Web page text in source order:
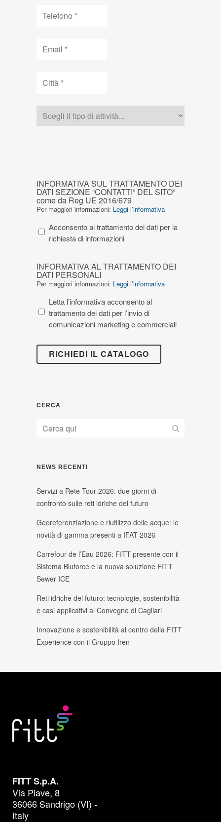
Tipologia
INFORMATIVA
SUL
TRATTAMENTO
DEI
DATI
SEZIONE
SITO”
come
Reg
UE
2016/679
INFORMATIVA SUL TRATTAMENTO DEI
DATI SEZIONE “CONTATTI” DEL SITO”
come da Reg UE 2016/679
Per maggiori informazioni: Leggi l’informativa
Acconsento al trattamento dei dati per la
richiesta di informazioni
INFORMATIVA
AL
TRATTAMENTO
DATI
PERSONALI
INFORMATIVA AL TRATTAMENTO DEI
DATI PERSONALI
Per maggiori informazioni: Leggi l’informativa
Letta l’informativa acconsento al
trattamento dei dati per l’invio di
comunicazioni marketing e commerciali
CERCA
NEWS RECENTI
Servizi a Rete Tour 2026: due giorni di
confronto sulle reti idriche del futuro
Georeferenziazione e riutilizzo delle acque: le
novità di gamma presenti a IFAT 2026
Carrefour de l’Eau 2026: FITT presente con il
Sistema Bluforce e la nuova soluzione FITT
Sewer ICE
Reti idriche del futuro: tecnologie, sostenibilità
e casi applicativi al Convegno di Cagliari
Innovazione e sostenibilità al centro della FITT
Experience con il Gruppo Iren
FITT S.p.A.
Via Piave, 8
36066 Sandrigo (VI) -
Italy